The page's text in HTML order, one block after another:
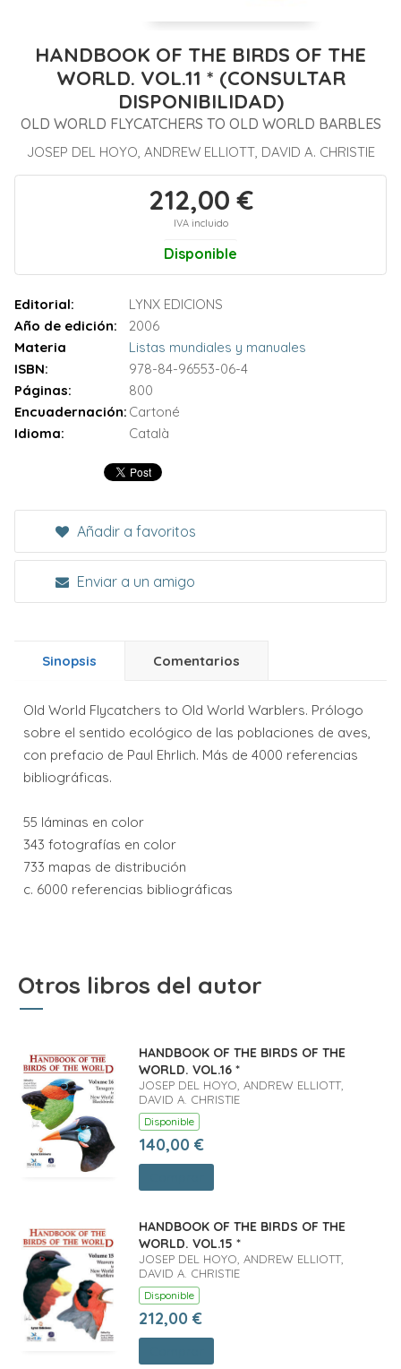
HANDBOOK OF THE BIRDS OF THE
WORLD. VOL.11 * (CONSULTAR
DISPONIBILIDAD)
OLD WORLD FLYCATCHERS TO OLD WORLD BARBLES
JOSEP DEL HOYO, ANDREW ELLIOTT, DAVID A. CHRISTIE
212,00 €
IVA incluido
Disponible
Editorial:
LYNX EDICIONS
Año de edición:
2006
Materia
Listas mundiales y manuales
ISBN:
978-84-96553-06-4
Páginas:
800
Encuadernación: Cartoné
Idioma:
Català
Añadir a favoritos
Enviar a un amigo
Sinopsis Comentarios
Old World Flycatchers to Old World Warblers. Prólogo
sobre el sentido ecológico de las poblaciones de aves,
con prefacio de Paul Ehrlich. Más de 4000 referencias
bibliográficas.
55 láminas en color
343 fotografías en color
733 mapas de distribución
c. 6000 referencias bibliográficas
Otros libros del autor
HANDBOOK OF THE BIRDS OF THE
WORLD. VOL.16 *
JOSEP DEL HOYO, ANDREW ELLIOTT,
DAVID A. CHRISTIE
Disponible
140,00 €
HANDBOOK OF THE BIRDS OF THE
WORLD. VOL.15 *
JOSEP DEL HOYO, ANDREW ELLIOTT,
DAVID A. CHRISTIE
Disponible
212,00 €